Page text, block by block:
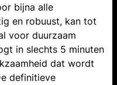
bijna alle
en robuust, kan tot
voor duurzaam
in slechts 5 minuten
dat wordt
definitieve